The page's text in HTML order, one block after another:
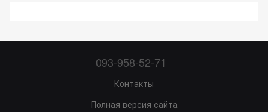
093-958-52-71
Контакты
Полная версия сайта